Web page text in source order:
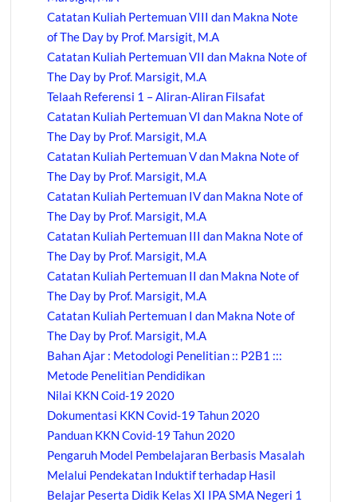
Catatan Kuliah Pertemuan VIII dan Makna Note
of The Day by Prof. Marsigit, M.A
Catatan Kuliah Pertemuan VII dan Makna Note of
The Day by Prof. Marsigit, M.A
Telaah Referensi 1 – Aliran-Aliran Filsafat
Catatan Kuliah Pertemuan VI dan Makna Note of
The Day by Prof. Marsigit, M.A
Catatan Kuliah Pertemuan V dan Makna Note of
The Day by Prof. Marsigit, M.A
Catatan Kuliah Pertemuan IV dan Makna Note of
The Day by Prof. Marsigit, M.A
Catatan Kuliah Pertemuan III dan Makna Note of
The Day by Prof. Marsigit, M.A
Catatan Kuliah Pertemuan II dan Makna Note of
The Day by Prof. Marsigit, M.A
Catatan Kuliah Pertemuan I dan Makna Note of
The Day by Prof. Marsigit, M.A
Bahan Ajar : Metodologi Penelitian :: P2B1 :::
Metode Penelitian Pendidikan
Nilai KKN Coid-19 2020
Dokumentasi KKN Covid-19 Tahun 2020
Panduan KKN Covid-19 Tahun 2020
Pengaruh Model Pembelajaran Berbasis Masalah
Melalui Pendekatan Induktif terhadap Hasil
Belajar Peserta Didik Kelas XI IPA SMA Negeri 1